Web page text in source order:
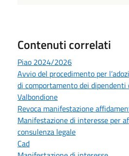
Contenuti correlati
Piao 2024/2026
Avvio del procedimento per
di comportamento dei dipendenti
Valbondione
Revoca manifestazione
Manifestazione di interesse per
consulenza legale
Cad